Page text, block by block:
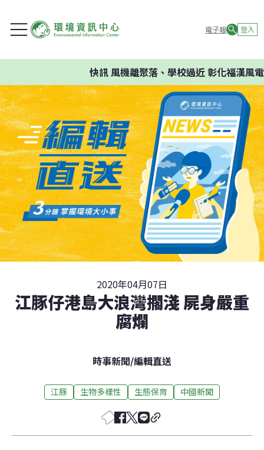
電子報 登入
快訊風機離聚落、學校過近 彰化福漢風電
2020年04月07日
江豚仔港島大浪灣擱淺 屍身嚴重
腐爛
時事新聞/編輯直送
江豚 生物多樣性 生態保育 中國新聞